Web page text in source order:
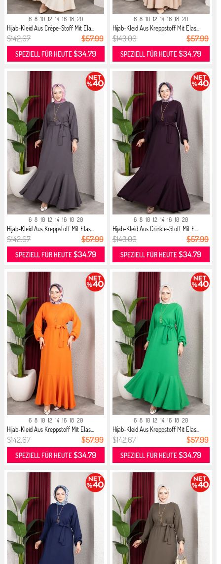
6 8 10 12 14 16 18 20
Hijab-Kleid Aus Crêpe-Stoff Mit Ela...
$142.67 $57.99
SPEZIELL FÜR HEUTE$34.79
6 8 10 12 14 16 18 20
Hijab-Kleid Aus Kreppstoff Mit Elas...
$143.00 $57.99
SPEZIELL FÜR HEUTE$34.79
6 8 10 12 14 16 18 20
Hijab-Kleid Aus Kreppstoff Mit Elas...
$142.67 $57.99
SPEZIELL FÜR HEUTE$34.79
6 8 10 12 14 16 18 20
Hijab-Kleid Aus Crinkle-Stoff Mit E...
$143.00 $57.99
SPEZIELL FÜR HEUTE$34.79
6 8 10 12 14 16 18 20
Hijab-Kleid Aus Kreppstoff Mit Elas...
$142.67 $57.99
SPEZIELL FÜR HEUTE$34.79
6 8 10 12 14 16 18 20
Hijab-Kleid Aus Kreppstoff Mit Elas...
$142.67 $57.99
SPEZIELL FÜR HEUTE$34.79